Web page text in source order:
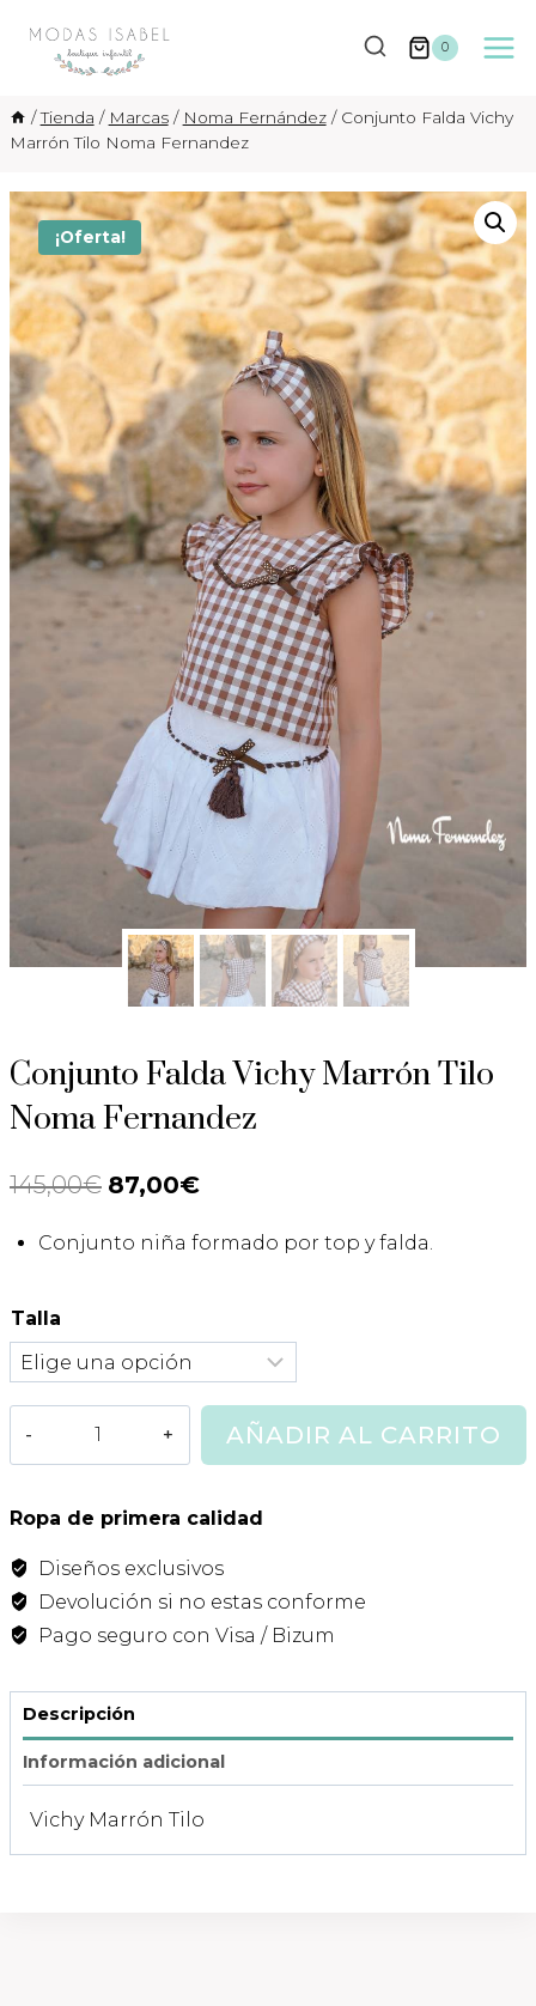
contenido
0
/ Tienda / Marcas / Noma Fernández / Conjunto Falda Vichy
Marrón Tilo Noma Fernandez
¡Oferta!
Conjunto Falda Vichy Marrón Tilo
Noma Fernandez
145,00€ El
145,00€.
87,00€
87,00€.
Conjunto niña formado por top y falda.
Talla
Marrón
Noma
Fernandez
cantidad
AÑADIR AL CARRITO
Ropa de primera calidad
Diseños exclusivos
Devolución si no estas conforme
Pago seguro con Visa / Bizum
Descripción
Información adicional
Vichy Marrón Tilo